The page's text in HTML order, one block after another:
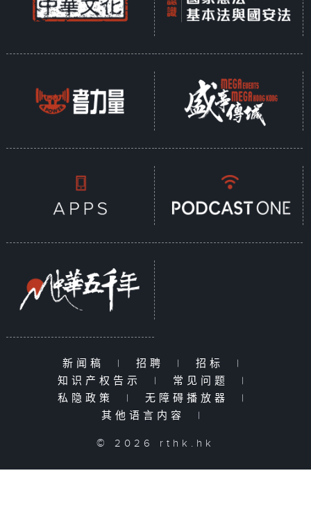
新闻稿 | 招聘 | 招标
|
知识产权告示
| 常见问题
|
私隐政策
| 无障碍播放器
|
其他语言内容
|
© 2026 rthk.hk